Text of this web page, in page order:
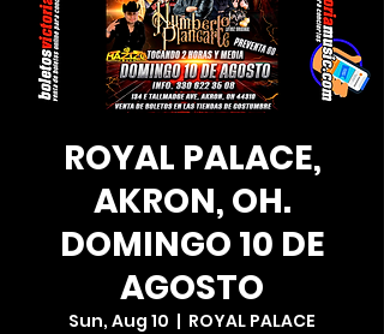
ROYAL PALACE,
AKRON, OH.
DOMINGO 10 DE
AGOSTO
Sun, Aug 10
  |
ROYAL PALACE